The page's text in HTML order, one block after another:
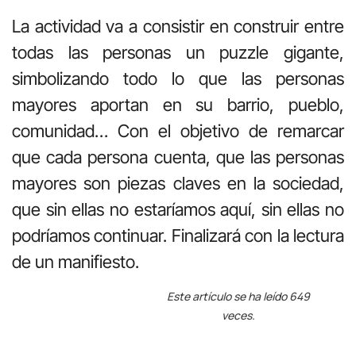
La actividad va a consistir en construir entre
todas las personas un puzzle gigante,
simbolizando todo lo que las personas
mayores aportan en su barrio, pueblo,
comunidad… Con el objetivo de remarcar
que cada persona cuenta, que las personas
mayores son piezas claves en la sociedad,
que sin ellas no estaríamos aquí, sin ellas no
podríamos continuar. Finalizará con la lectura
de un manifiesto.
Este artículo se ha leído 649
veces.